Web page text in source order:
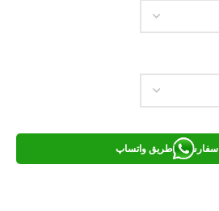
سفارش از طریق واتساپ